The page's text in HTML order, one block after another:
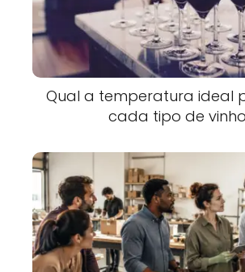
Qual a temperatura ideal
cada tipo de